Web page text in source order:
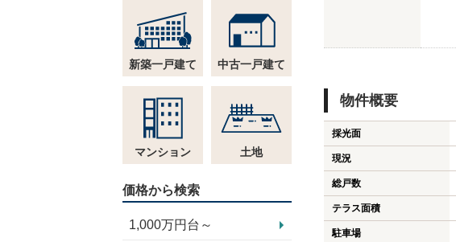
物件概要
採光面
現況
総戸数
テラス面積
駐車場
新築一戸建て 中古一戸建て
マンション 土地
価格から検索
1,000万円台～